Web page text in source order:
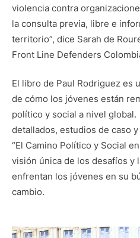
violencia contra
la consulta previa, libre e
territorio”, dice Sarah de
Front Line Defenders
El libro de Paul Rodriguez es
de cómo los jóvenes están
político y social a nivel
detallados, estudios de caso
“El Camino Político y Social
visión única de los desafíos y
enfrentan los jóvenes en su
cambio.